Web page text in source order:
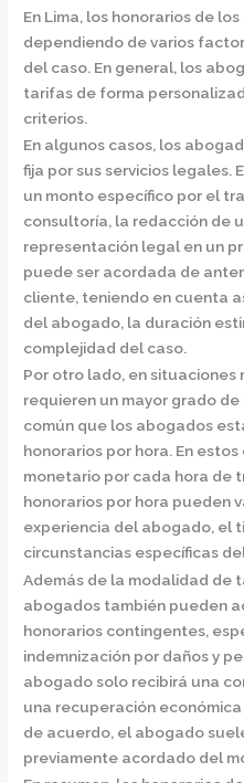
En Lima, los honorarios de
dependiendo de varios
del caso. En general, los
tarifas de forma
criterios.
En algunos casos, los
fija por sus servicios legales.
un monto específico por el
consultoría, la redacción de
representación legal en un
puede ser acordada de
cliente, teniendo en cuenta
del abogado, la duración
complejidad del caso.
Por otro lado, en situaciones
requieren un mayor grado
común que los abogados
honorarios por hora. En
monetario por cada hora de
honorarios por hora pueden
experiencia del abogado, el
circunstancias específicas
Además de la modalidad de
abogados también pueden
honorarios contingentes,
indemnización por daños y
abogado solo recibirá una
una recuperación
de acuerdo, el abogado
previamente acordado del